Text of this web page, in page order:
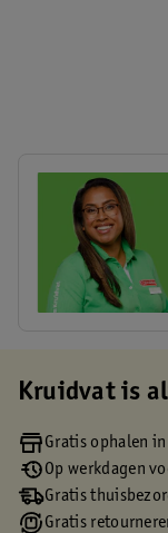
Kruidvat is
Gratis ophalen
Op werkdagen
Gratis
Gratis